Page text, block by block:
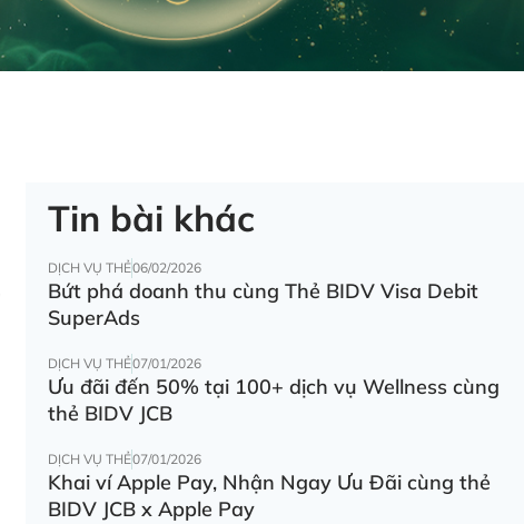
Tin bài khác
DỊCH VỤ THẺ06/02/2026
Bứt phá doanh thu cùng Thẻ BIDV Visa Debit
SuperAds
DỊCH VỤ THẺ07/01/2026
Ưu đãi đến 50% tại 100+ dịch vụ Wellness cùng
thẻ BIDV JCB
DỊCH VỤ THẺ07/01/2026
Khai ví Apple Pay, Nhận Ngay Ưu Đãi cùng thẻ
BIDV JCB x Apple Pay